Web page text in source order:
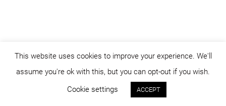
© dicositiganas 2026
This website uses cookies to improve your experience. We'll
assume you're ok with this, but you can opt-out if you wish.
Cookie settings
ACCEPT